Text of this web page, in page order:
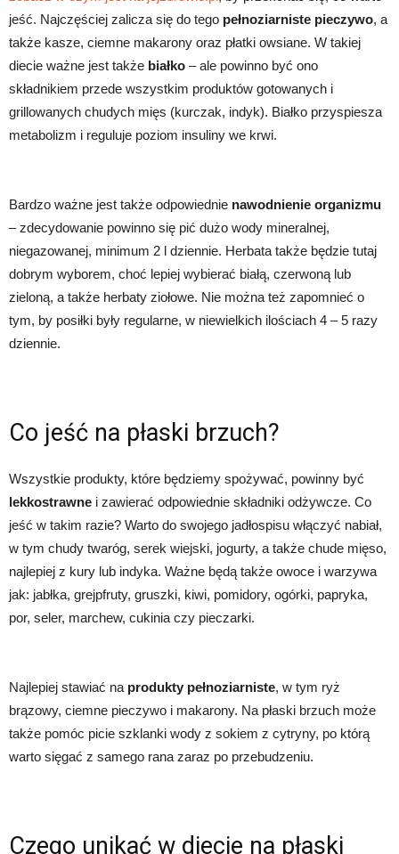
jeść. Najczęściej zalicza się do tego pełnoziarniste pieczywo, a
także kasze, ciemne makarony oraz płatki owsiane. W takiej
diecie ważne jest także białko – ale powinno być ono
składnikiem przede wszystkim produktów gotowanych i
grillowanych chudych mięs (kurczak, indyk). Białko przyspiesza
metabolizm i reguluje poziom insuliny we krwi.
Bardzo ważne jest także odpowiednie nawodnienie organizmu
– zdecydowanie powinno się pić dużo wody mineralnej,
niegazowanej, minimum 2 l dziennie. Herbata także będzie tutaj
dobrym wyborem, choć lepiej wybierać białą, czerwoną lub
zieloną, a także herbaty ziołowe. Nie można też zapomnieć o
tym, by posiłki były regularne, w niewielkich ilościach 4 – 5 razy
dziennie.
Co jeść na płaski brzuch?
Wszystkie produkty, które będziemy spożywać, powinny być
lekkostrawne i zawierać odpowiednie składniki odżywcze. Co
jeść w takim razie? Warto do swojego jadłospisu włączyć nabiał,
w tym chudy twaróg, serek wiejski, jogurty, a także chude mięso,
najlepiej z kury lub indyka. Ważne będą także owoce i warzywa
jak: jabłka, grejpfruty, gruszki, kiwi, pomidory, ogórki, papryka,
por, seler, marchew, cukinia czy pieczarki.
Najlepiej stawiać na produkty pełnoziarniste, w tym ryż
brązowy, ciemne pieczywo i makarony. Na płaski brzuch może
także pomóc picie szklanki wody z sokiem z cytryny, po którą
warto sięgać z samego rana zaraz po przebudzeniu.
Czego unikać w diecie na płaski